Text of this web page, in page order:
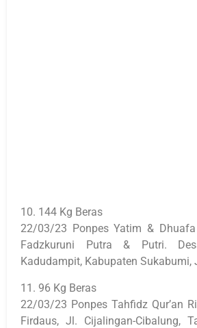
10. 144 Kg Beras
22/03/23 Ponpes Yatim & Dhuafa
Fadzkuruni Putra & Putri.
Kadudampit, Kabupaten Sukabumi,
11. 96 Kg Beras
22/03/23 Ponpes Tahfidz Qur’an
Firdaus, Jl. Cijalingan-Cibalung,